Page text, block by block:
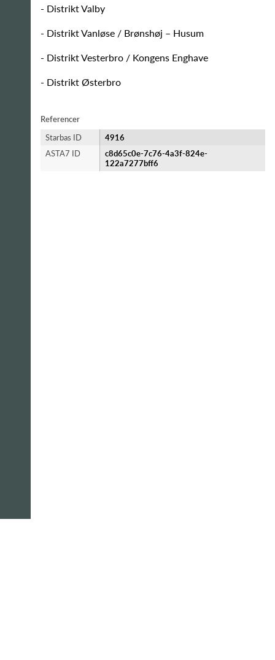
- Distrikt Valby
- Distrikt Vanløse / Brønshøj – Husum
- Distrikt Vesterbro / Kongens Enghave
- Distrikt Østerbro
Referencer
Starbas ID
4916
ASTA7 ID
c8d65c0e-7c76-4a3f-824e-
122a7277bff6